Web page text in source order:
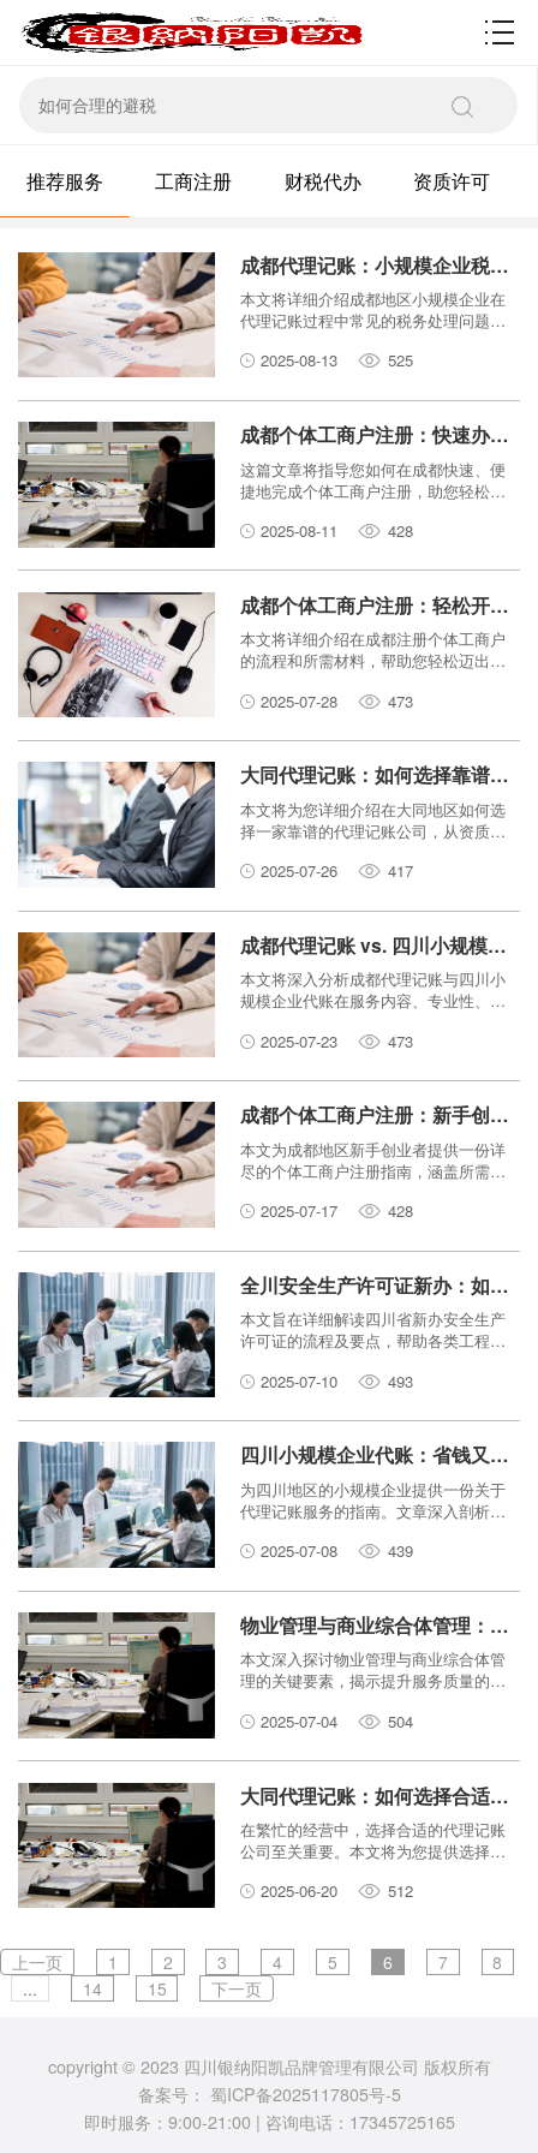
资质许可
推荐服务 工商注册 财税代办 资质许可
成都代理记账：小规模企业税务处理的那些事儿
本文将详细介绍成都地区小规模企业在
代理记账过程中常见的税务处理问题，
选择合适的财税服务。
2025-08-13 525
成都个体工商户注册：快速办理，轻松创业！
这篇文章将指导您如何在成都快速、便
捷地完成个体工商户注册，助您轻松开
2025-08-11
428
成都个体工商户注册：轻松开启你的创业之路
本文将详细介绍在成都注册个体工商户
的流程和所需材料，帮助您轻松迈出创
2025-07-28
473
大同代理记账：如何选择靠谱的记账公司？
本文将为您详细介绍在大同地区如何选
择一家靠谱的代理记账公司，从资质、
最合适的财务伙伴。
2025-07-26 417
成都代理记账 vs. 四川小规模企业代账：如何选择？
本文将深入分析成都代理记账与四川小
规模企业代账在服务内容、专业性、成
为企业做出明智的选择。
2025-07-23 473
成都个体工商户注册：新手创业必看指南！
本文为成都地区新手创业者提供一份详
尽的个体工商户注册指南，涵盖所需材
业之路。
2025-07-17 428
全川安全生产许可证新办：如何确保工程项目安全合规？
本文旨在详细解读四川省新办安全生产
许可证的流程及要点，帮助各类工程项
2025-07-10
493
四川小规模企业代账：省钱又省心的财务解决方案
为四川地区的小规模企业提供一份关于
代理记账服务的指南。文章深入剖析了
务合规、效率提升方面实现“省钱又省
的关键建议。
2025-07-08 439
物业管理与商业综合体管理：提升服务质量的秘诀
本文深入探讨物业管理与商业综合体管
理的关键要素，揭示提升服务质量的五
赋能、专业团队、精细化运营及创新体
户满意度与商业价值。
2025-07-04 504
大同代理记账：如何选择合适的代理记账公司？
在繁忙的经营中，选择合适的代理记账
公司至关重要。本文将为您提供选择大
陷阱，找到最合适的合作伙伴。
2025-06-20 512
上一页 1 2 3 4 5 6 7
8
...
14 15 下一页
copyright © 2023 四川银纳阳凯品牌管理有限公司 版权所有
备案号： 蜀ICP备2025117805号-5
即时服务：9:00-21:00 | 咨询电话：17345725165